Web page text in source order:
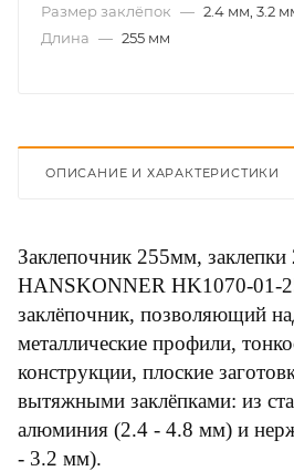
Размер заклёпок — 2.4 мм, 3.2
Длина — 255 мм
ОПИСАНИЕ И ХАРАКТЕРИСТИКИ
Заклепочник 255мм,
HANSKONNER HK1070-01-
заклёпочник, позволяющий
металлические профили,
конструкции, плоские
вытяжными заклёпками: из
алюминия (2.4 - 4.8 мм) и
- 3.2 мм).